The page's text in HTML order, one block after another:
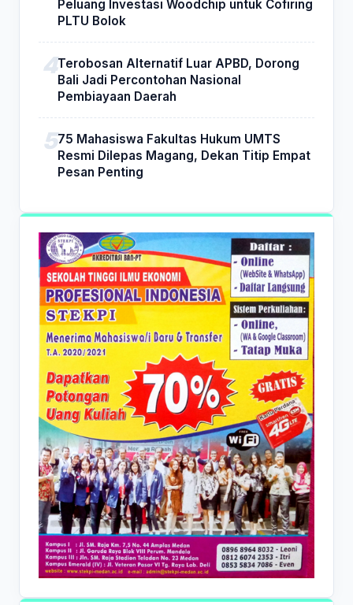
Peluang Investasi Woodchip untuk Cofiring
PLTU Bolok
Terobosan Alternatif Luar APBD, Dorong
Bali Jadi Percontohan Nasional
Pembiayaan Daerah
75 Mahasiswa Fakultas Hukum UMTS
Resmi Dilepas Magang, Dekan Titip Empat
Pesan Penting